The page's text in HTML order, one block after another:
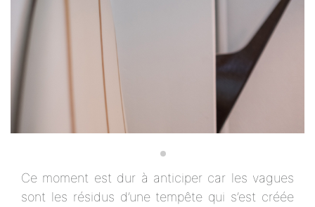
Ce moment est dur à anticiper car les vagues
sont les résidus d’une tempête qui s’est créée